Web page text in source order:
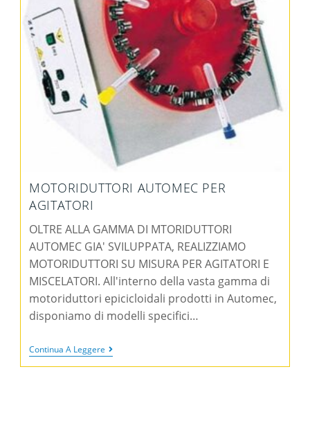
MOTORIDUTTORI AUTOMEC PER
AGITATORI
OLTRE ALLA GAMMA DI MTORIDUTTORI
AUTOMEC GIA' SVILUPPATA, REALIZZIAMO
MOTORIDUTTORI SU MISURA PER AGITATORI E
MISCELATORI. All'interno della vasta gamma di
motoriduttori epicicloidali prodotti in Automec,
disponiamo di modelli specifici…
Continua A Leggere